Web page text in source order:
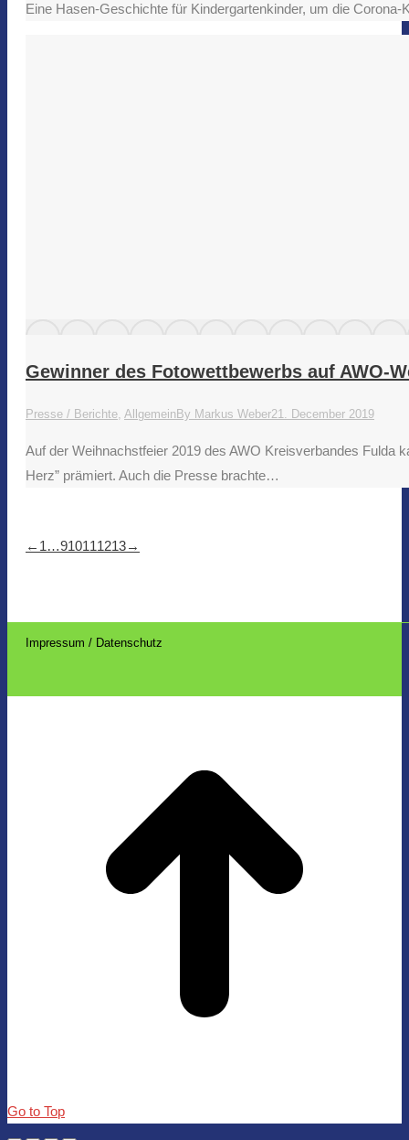
Eine Hasen-Geschichte für Kindergartenkinder, um die Corona-
Gewinner des Fotowettbewerbs auf AWO-
Presse / Berichte, AllgemeinBy Markus Weber21. December 2019
Auf der Weihnachstfeier 2019 des AWO Kreisverbandes Fulda
Herz” prämiert. Auch die Presse brachte…
← 1…910111213→
Impressum / Datenschutz
Go to Top